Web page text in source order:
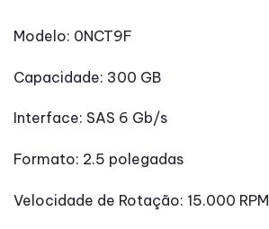
Modelo: 0NCT9F
Capacidade: 300 GB
Interface: SAS 6 Gb/s
Formato: 2.5 polegadas
Velocidade de Rotação: 15.000 RPM